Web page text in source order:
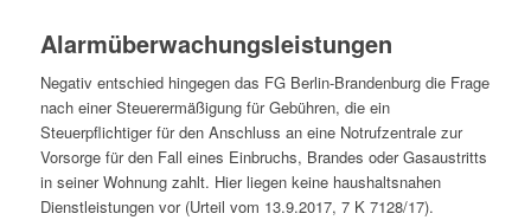
Alarmüberwachungsleistungen
Negativ entschied hingegen das FG Berlin-Brandenburg die Frage
nach einer Steuerermäßigung für Gebühren, die ein
Steuerpflichtiger für den Anschluss an eine Notrufzentrale zur
Vorsorge für den Fall eines Einbruchs, Brandes oder Gasaustritts
in seiner Wohnung zahlt. Hier liegen keine haushaltsnahen
Dienstleistungen vor (Urteil vom 13.9.2017, 7 K 7128/17).